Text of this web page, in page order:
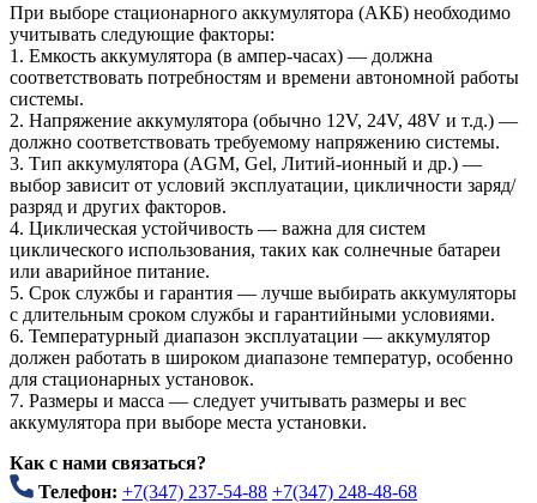
При выборе стационарного аккумулятора (АКБ) необходимо
учитывать следующие факторы:
1. Емкость аккумулятора (в ампер-часах) — должна
соответствовать потребностям и времени автономной работы
системы.
2. Напряжение аккумулятора (обычно 12V, 24V, 48V и т.д.) —
должно соответствовать требуемому напряжению системы.
3. Тип аккумулятора (AGM, Gel, Литий-ионный и др.) —
выбор зависит от условий эксплуатации, цикличности заряд/
разряд и других факторов.
4. Циклическая устойчивость — важна для систем
циклического использования, таких как солнечные батареи
или аварийное питание.
5. Срок службы и гарантия — лучше выбирать аккумуляторы
с длительным сроком службы и гарантийными условиями.
6. Температурный диапазон эксплуатации — аккумулятор
должен работать в широком диапазоне температур, особенно
для стационарных установок.
7. Размеры и масса — следует учитывать размеры и вес
аккумулятора при выборе места установки.
Как с нами связаться?
Телефон: +7(347) 237-54-88 +7(347) 248-48-68